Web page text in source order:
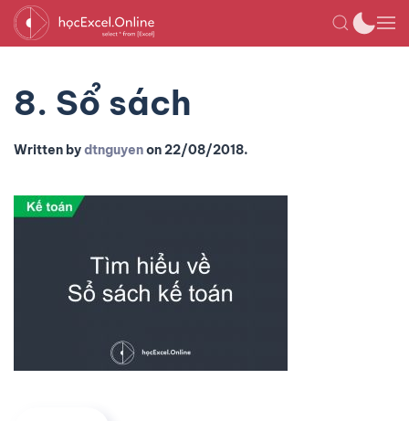
8. Sổ sách
Written bydtnguyenon22/08/2018.